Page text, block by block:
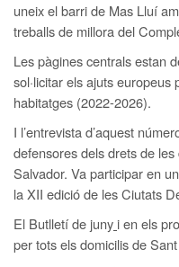
uneix el barri de Mas Lluí
treballs de millora del
Les pàgines centrals estan
sol·licitar els ajuts europeus
habitatges (2022-2026).
I l’entrevista d’aquest
defensores dels drets de
Salvador. Va participar en
la XII edició de les Ciutats
El Butlletí de juny i en els
per tots els domicilis de